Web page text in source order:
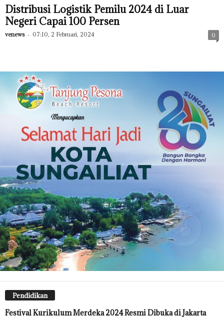
Distribusi Logistik Pemilu 2024 di Luar
Negeri Capai 100 Persen
venews - 07:10, 2 Februari, 2024 0
Pendidikan
Festival Kurikulum Merdeka 2024 Resmi Dibuka di Jakarta